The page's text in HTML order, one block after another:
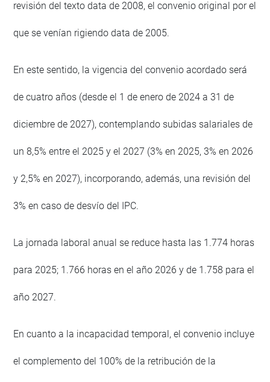
revisión del texto data de 2008, el convenio original por el
que se venían rigiendo data de 2005.
En este sentido, la vigencia del convenio acordado será
de cuatro años (desde el 1 de enero de 2024 a 31 de
diciembre de 2027), contemplando subidas salariales de
un 8,5% entre el 2025 y el 2027 (3% en 2025, 3% en 2026
y 2,5% en 2027), incorporando, además, una revisión del
3% en caso de desvío del IPC.
La jornada laboral anual se reduce hasta las 1.774 horas
para 2025; 1.766 horas en el año 2026 y de 1.758 para el
año 2027.
En cuanto a la incapacidad temporal, el convenio incluye
el complemento del 100% de la retribución de la